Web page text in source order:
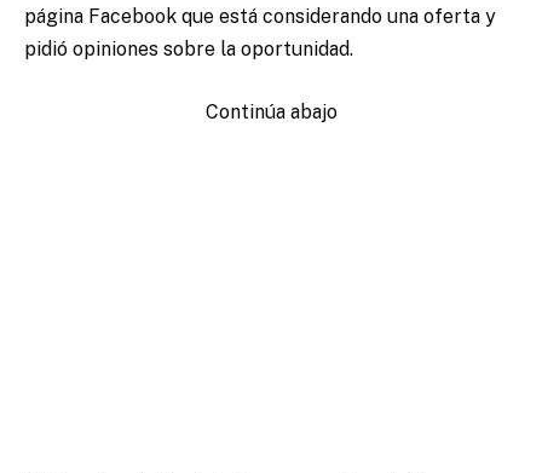
página Facebook que está considerando una oferta y
pidió opiniones sobre la oportunidad.
Continúa abajo